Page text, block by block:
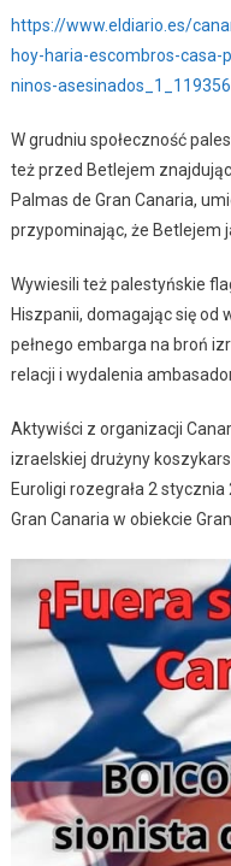
https://www.eldiario.es/
hoy-haria-escombros-
ninos-
W grudniu społeczność
też przed Betlejem
Palmas de Gran Canaria,
przypominając, że Betlejem
Wywiesili też palestyńskie
Hiszpanii, domagając się
pełnego embarga na broń
relacji i wydalenia
Aktywiści z organizacji
izraelskiej drużyny
Euroligi rozegrała 2
Gran Canaria w obiekcie